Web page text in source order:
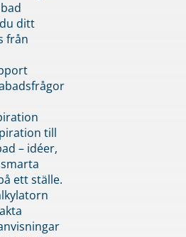
ditt
från
till
– idéer,
ett ställe.